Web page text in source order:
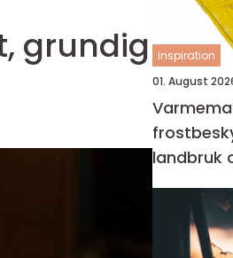
grundig
inspiration
01. August
Varmematte
landbruk